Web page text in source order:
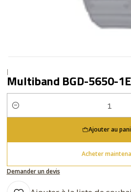
|
Multiband BGD-5650-
Quantité
Ajouter au
Acheter
Demander un devis